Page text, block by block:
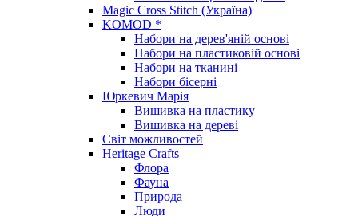
Magic Cross Stitch (Україна)
KOMOD *
Набори на дерев'яній основі
Набори на пластиковій основі
Набори на тканині
Набори бісерні
Юркевич Марія
Вишивка на пластику
Вишивка на дереві
Світ можливостей
Heritage Crafts
Флора
Фауна
Природа
Люди